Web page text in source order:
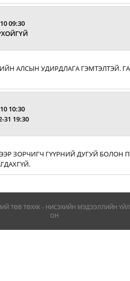
09:30
АЛСЫН УДИРДЛАГА ГЭМТЭЛТЭЙ.
10:30
31 19:30
ЗОРЧИГЧ ГҮҮРНИЙ ДУГУЙ БОЛОН
ТӨВ ТӨХХК - НИСЭХИЙН МЭДЭЭЛЛИЙН
ОН